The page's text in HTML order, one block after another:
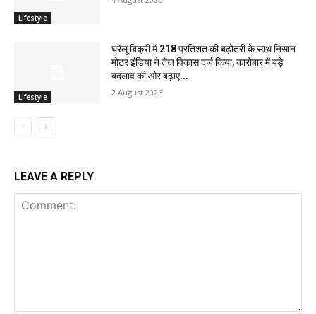
Lifestyle
Lifestyle
घरेलू बिक्री में 218 प्रतिशत की बढ़ोतरी के साथ निसान
मोटर इंडिया ने तेज विकास दर्ज किया, कारोबार में बड़े
बदलाव की ओर बढ़ाए...
2 August 2026
LEAVE A REPLY